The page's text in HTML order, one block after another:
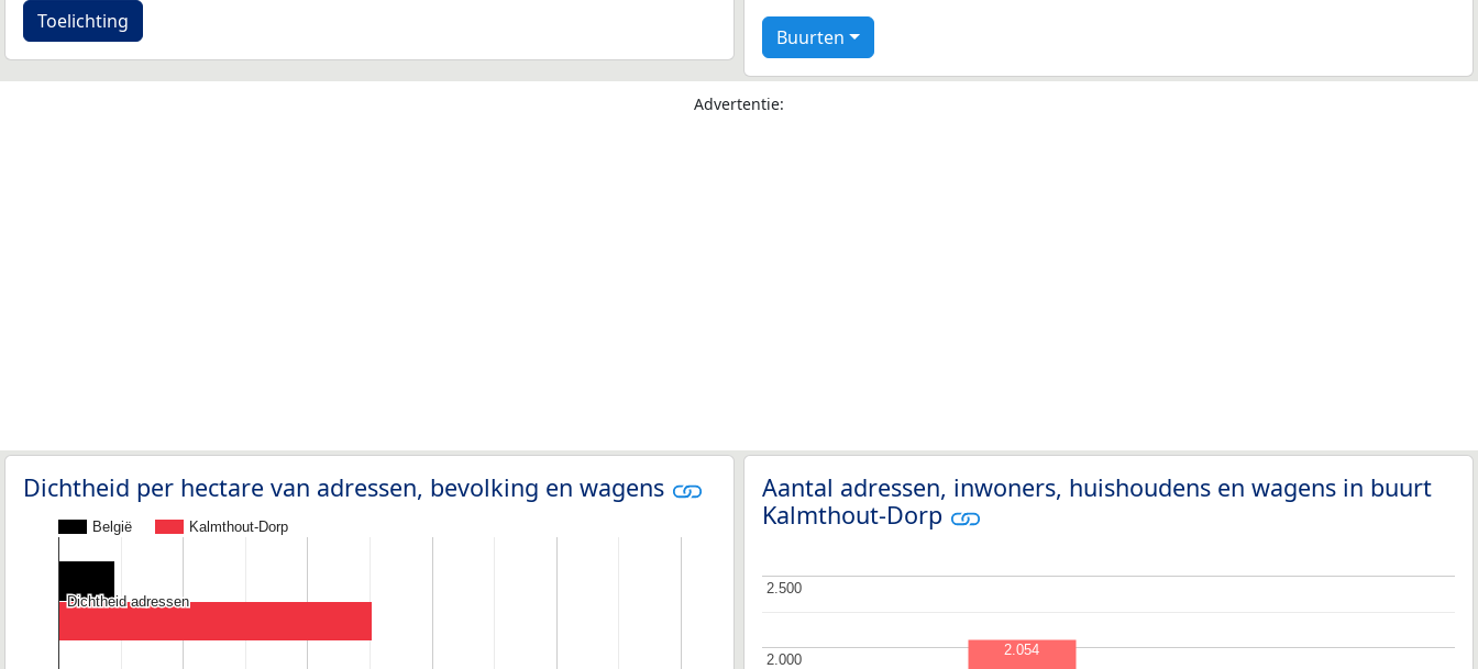
Toelichting
Buurten
Advertentie:
Dichtheid per hectare van adressen, bevolking en wagens
België Kalmthout-Dorp
Dichtheid adressen
Dichtheid adressen
Aantal adressen, inwoners, huishoudens en wagens in buurt
Kalmthout-Dorp
2.000
2.000
2.500
2.500
2.054